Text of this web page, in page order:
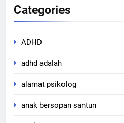
Categories
ADHD
adhd adalah
alamat psikolog
anak bersopan santun